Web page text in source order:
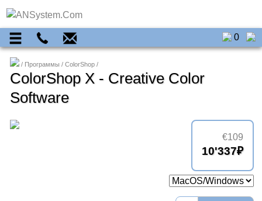
0
Программы ColorShop
ColorShop X - Creative Color
Software
€109
10'337